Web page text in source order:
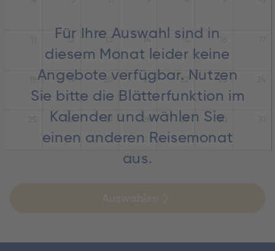
Für Ihre Auswahl sind in
diesem Monat leider keine
Angebote verfügbar. Nutzen
Sie bitte die Blätterfunktion im
Kalender und wählen Sie
einen anderen Reisemonat
aus.
12 13 14 15
19 20 21 22 23
26 27 28 29 30